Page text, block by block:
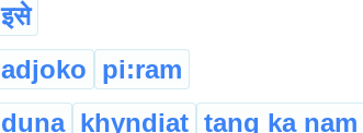
इसे
adjoko pi:ram
duna khyndiat tang ka nam